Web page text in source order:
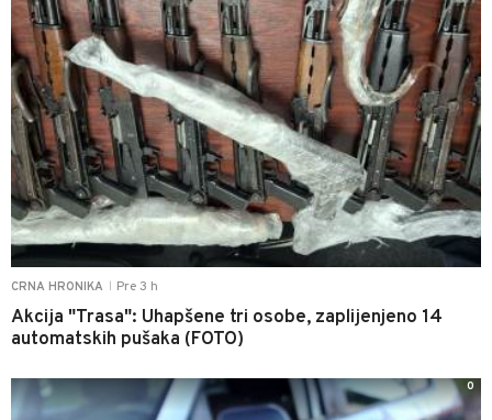
CRNA HRONIKA Pre 3 h
Akcija "Trasa": Uhapšene tri osobe, zaplijenjeno 14
automatskih pušaka (FOTO)
0